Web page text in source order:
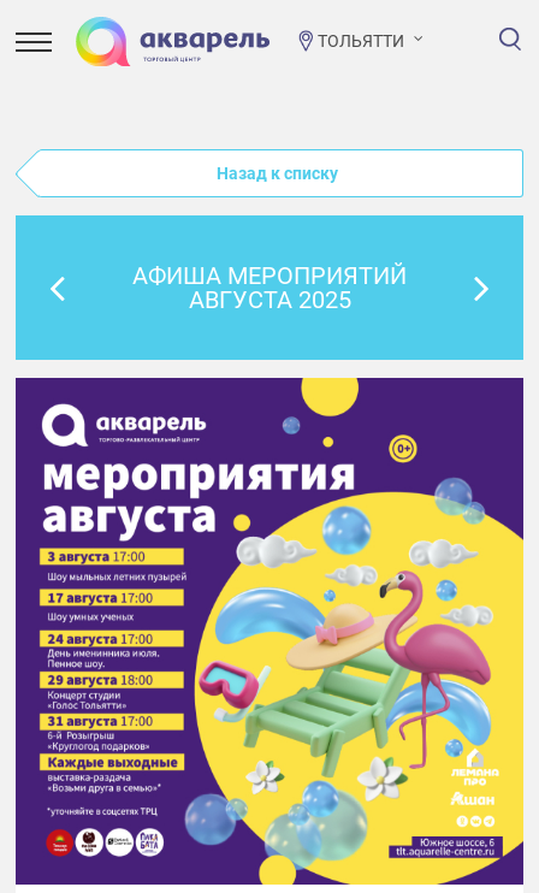
ТОЛЬЯТТИ
Назад к списку
АФИША МЕРОПРИЯТИЙ
АВГУСТА 2025